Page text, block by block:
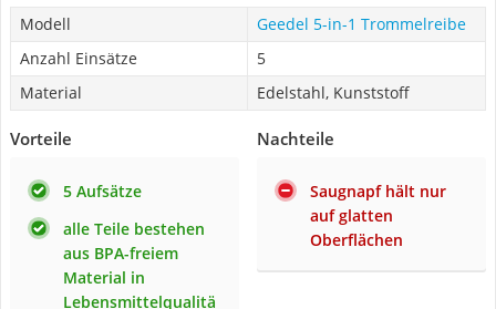
Modell
Geedel 5-in-1 Trommelreibe
Anzahl Einsätze
5
Material
Edelstahl, Kunststoff
Vorteile
5 Aufsätze
alle Teile bestehen
aus BPA-freiem
Material in
Lebensmittelqualitä
Nachteile
Saugnapf hält nur
auf glatten
Oberflächen